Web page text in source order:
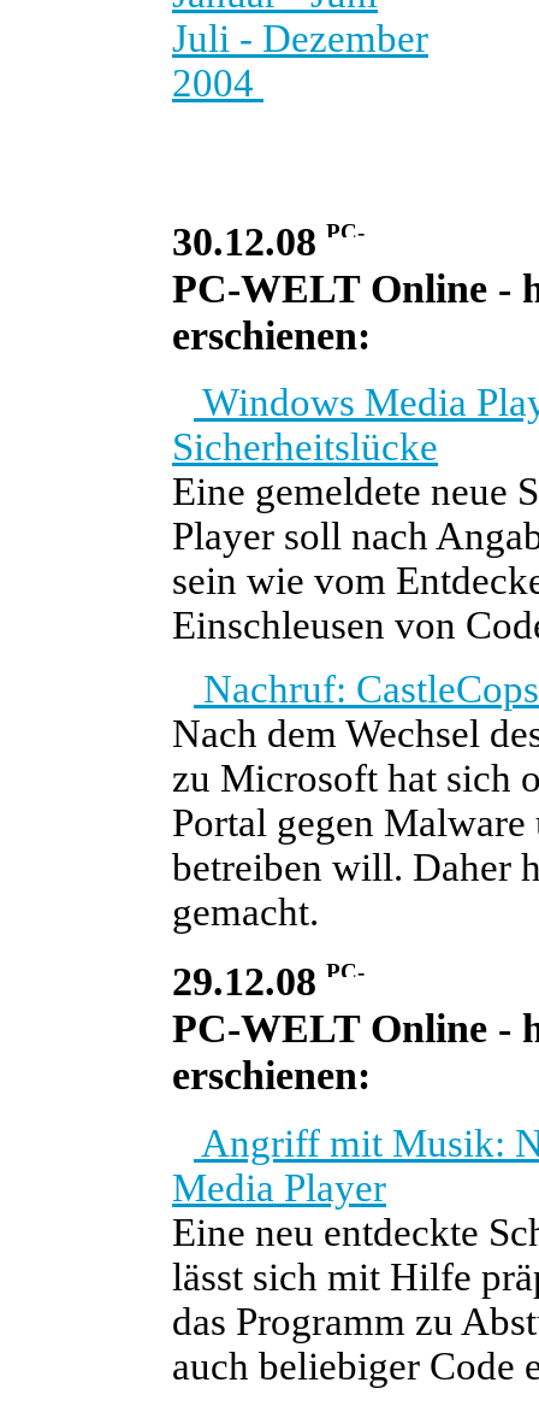
Juli - Dezember
2004
30.12.08
PC-WELT Online -
erschienen:
Windows Media
Sicherheitslücke
Eine gemeldete neue
Player soll nach
sein wie vom
Einschleusen von
Nachruf:
Nach dem Wechsel
zu Microsoft hat sich
Portal gegen
betreiben will. Daher
gemacht.
29.12.08
PC-WELT Online -
erschienen:
Angriff mit Musik:
Media Player
Eine neu entdeckte
lässt sich mit Hilfe
das Programm zu
auch beliebiger Code